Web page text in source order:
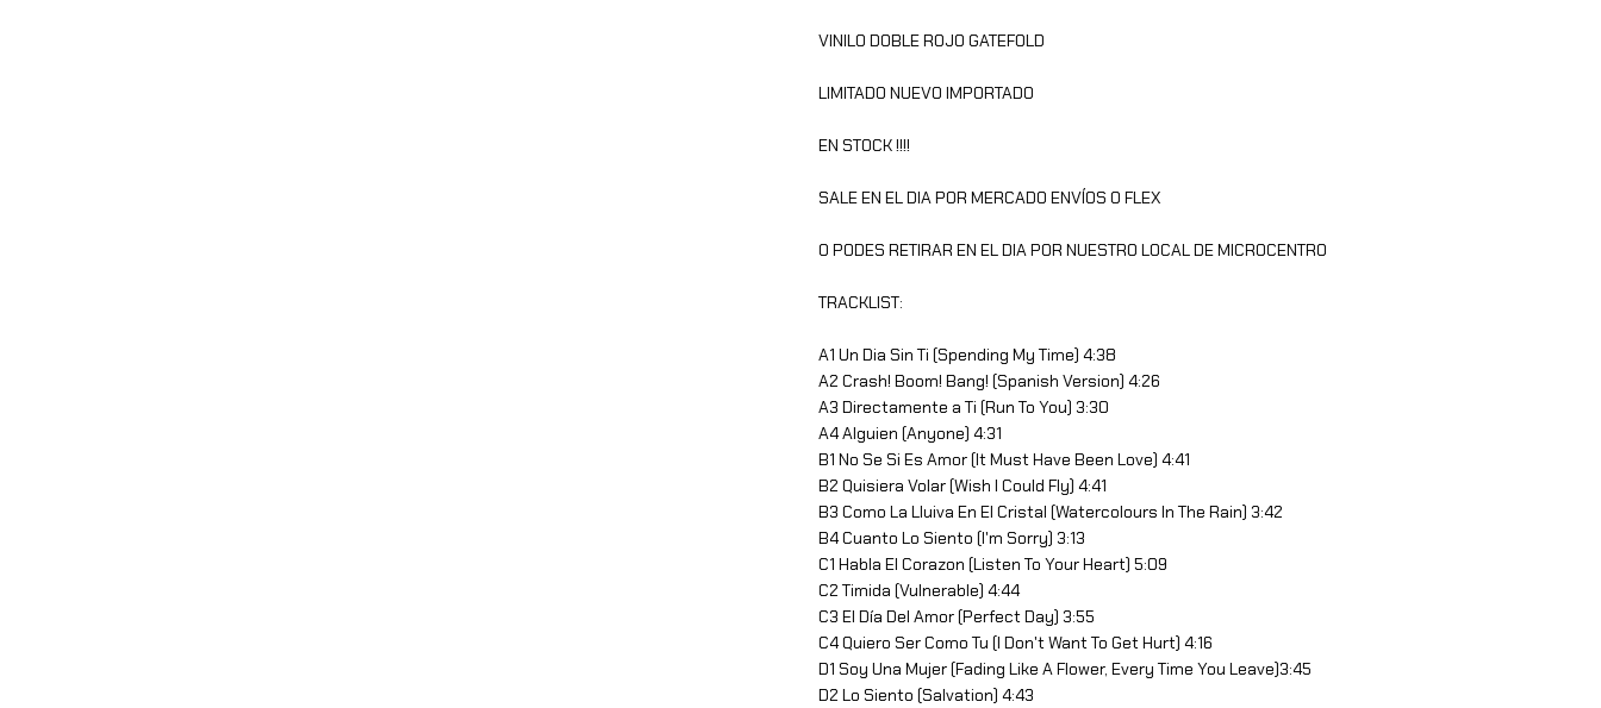
VINILO DOBLE ROJO GATEFOLD
LIMITADO NUEVO IMPORTADO
EN STOCK !!!!
SALE EN EL DIA POR MERCADO ENVÍOS O FLEX
O PODES RETIRAR EN EL DIA POR NUESTRO LOCAL DE MICROCENTRO
TRACKLIST:
A1 Un Dia Sin Ti (Spending My Time) 4:38
A2 Crash! Boom! Bang! (Spanish Version) 4:26
A3 Directamente a Ti (Run To You) 3:30
A4 Alguien (Anyone) 4:31
B1 No Se Si Es Amor (It Must Have Been Love) 4:41
B2 Quisiera Volar (Wish I Could Fly) 4:41
B3 Como La Lluiva En El Cristal (Watercolours In The Rain) 3:42
B4 Cuanto Lo Siento (I'm Sorry) 3:13
C1 Habla El Corazon (Listen To Your Heart) 5:09
C2 Timida (Vulnerable) 4:44
C3 El Día Del Amor (Perfect Day) 3:55
C4 Quiero Ser Como Tu (I Don't Want To Get Hurt) 4:16
D1 Soy Una Mujer (Fading Like A Flower, Every Time You Leave)3:45
D2 Lo Siento (Salvation) 4:43